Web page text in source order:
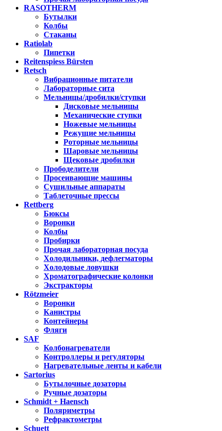
RASOTHERM
Бутылки
Колбы
Стаканы
Ratiolab
Пипетки
Reitenspiess Bürsten
Retsch
Вибрационные питатели
Лабораторные сита
Мельницы/дробилки/ступки
Дисковые мельницы
Механические ступки
Ножевые мельницы
Режущие мельницы
Роторные мельницы
Шаровые мельницы
Щековые дробилки
Прободелители
Просеивающие машины
Сушильные аппараты
Таблеточные прессы
Rettberg
Бюксы
Воронки
Колбы
Пробирки
Прочая лабораторная посуда
Холодильники, дефлегматоры
Холодовые ловушки
Хроматографические колонки
Экстракторы
Rötzmeier
Воронки
Канистры
Контейнеры
Фляги
SAF
Колбонагреватели
Контроллеры и регуляторы
Нагревательные ленты и кабели
Sartorius
Бутылочные дозаторы
Ручные дозаторы
Schmidt + Haensch
Поляриметры
Рефрактометры
Schuett